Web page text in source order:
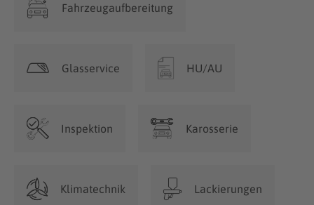
Fahrzeugaufbereitung
Glasservice HU/AU
Inspektion Karosserie
Klimatechnik Lackierungen